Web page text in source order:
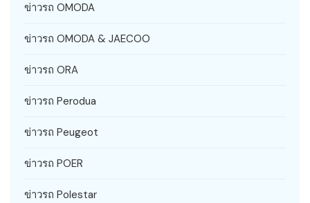
ข่าวรถ OMODA
ข่าวรถ OMODA & JAECOO
ข่าวรถ ORA
ข่าวรถ Perodua
ข่าวรถ Peugeot
ข่าวรถ POER
ข่าวรถ Polestar